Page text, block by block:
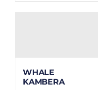
WHALE
KAMBERA